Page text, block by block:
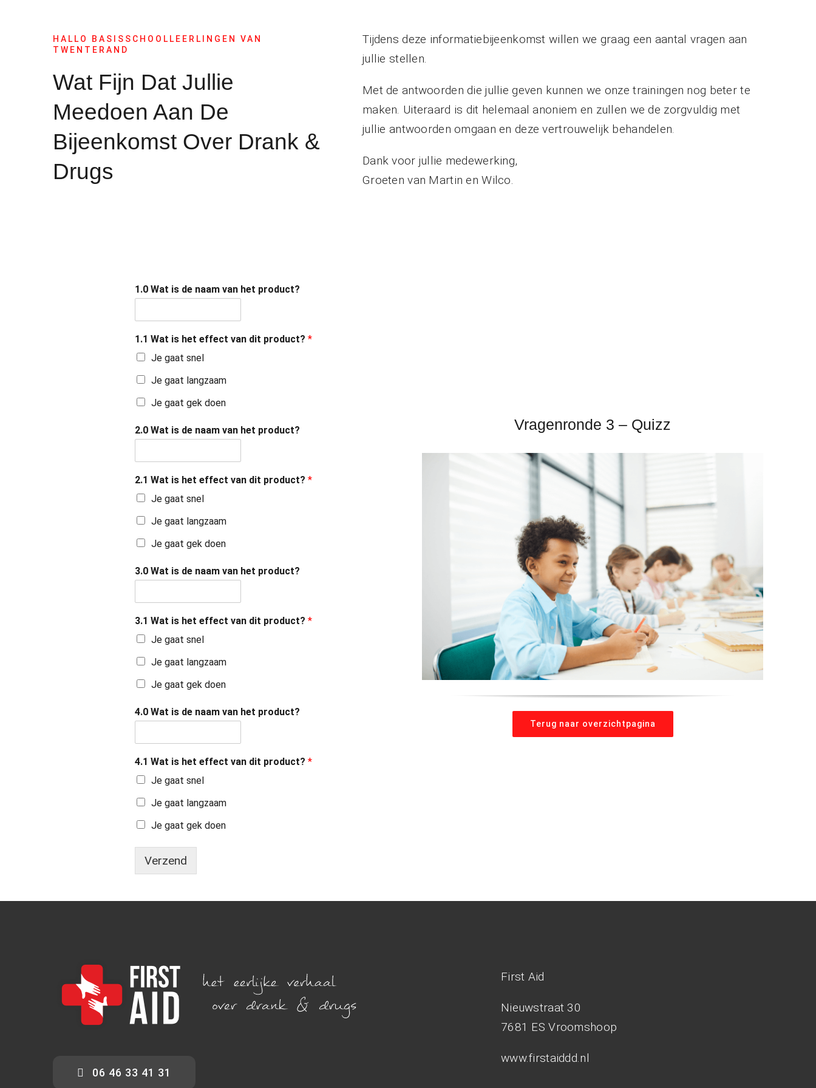
HALLO BASISSCHOOLLEERLINGEN VAN
TWENTERAND
Wat Fijn Dat Jullie
Meedoen Aan De
Bijeenkomst Over Drank &
Drugs
Tijdens deze informatiebijeenkomst willen we graag een aantal vragen aan
jullie stellen.
Met de antwoorden die jullie geven kunnen we onze trainingen nog beter te
maken. Uiteraard is dit helemaal anoniem en zullen we de zorgvuldig met
jullie antwoorden omgaan en deze vertrouwelijk behandelen.
Dank voor jullie medewerking,
Groeten van Martin en Wilco.
1.0 Wat is de naam van het product?
1.1 Wat is het effect van dit product? *
Je gaat snel
Je gaat langzaam
Je gaat gek doen
2.0 Wat is de naam van het product?
2.1 Wat is het effect van dit product? *
Je gaat snel
Je gaat langzaam
Je gaat gek doen
3.0 Wat is de naam van het product?
3.1 Wat is het effect van dit product? *
Je gaat snel
Je gaat langzaam
Je gaat gek doen
4.0 Wat is de naam van het product?
4.1 Wat is het effect van dit product? *
Je gaat snel
Je gaat langzaam
Je gaat gek doen
Verzend
Vragenronde 3 – Quizz
Terug naar overzichtpagina
06 46 33 41 31
First Aid
Nieuwstraat 30
7681 ES Vroomshoop
www.firstaiddd.nl